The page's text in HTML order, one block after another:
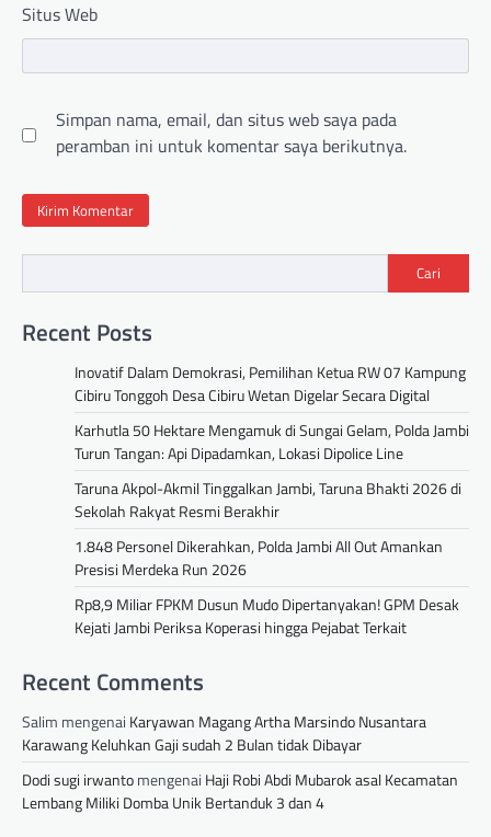
Situs Web
Simpan nama, email, dan situs web saya pada
peramban ini untuk komentar saya berikutnya.
Cari
Recent Posts
Inovatif Dalam Demokrasi, Pemilihan Ketua RW 07 Kampung
Cibiru Tonggoh Desa Cibiru Wetan Digelar Secara Digital
Karhutla 50 Hektare Mengamuk di Sungai Gelam, Polda Jambi
Turun Tangan: Api Dipadamkan, Lokasi Dipolice Line
Taruna Akpol-Akmil Tinggalkan Jambi, Taruna Bhakti 2026 di
Sekolah Rakyat Resmi Berakhir
1.848 Personel Dikerahkan, Polda Jambi All Out Amankan
Presisi Merdeka Run 2026
Rp8,9 Miliar FPKM Dusun Mudo Dipertanyakan! GPM Desak
Kejati Jambi Periksa Koperasi hingga Pejabat Terkait
Recent Comments
Salim mengenai Karyawan Magang Artha Marsindo Nusantara
Karawang Keluhkan Gaji sudah 2 Bulan tidak Dibayar
Dodi sugi irwantomengenai Haji Robi Abdi Mubarok asal Kecamatan
Lembang Miliki Domba Unik Bertanduk 3 dan 4